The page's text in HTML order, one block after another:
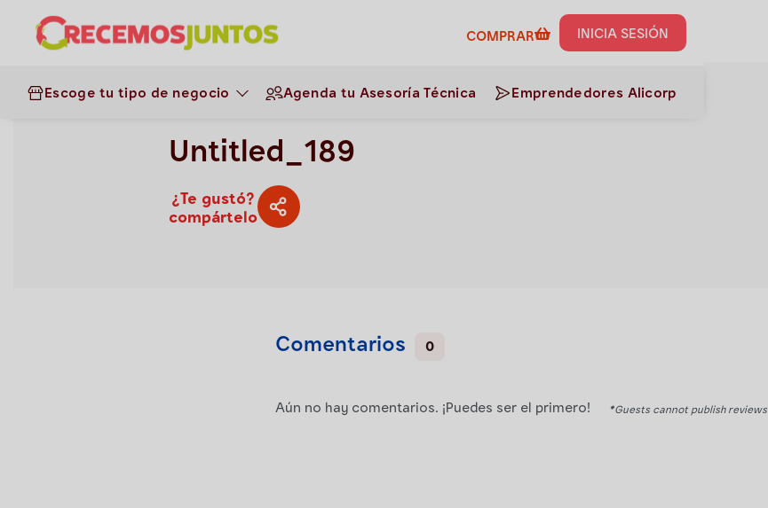
COMPRAR INICIA SESIÓN
Escoge tu tipo de negocio Agenda tu Asesoría Técnica Emprendedores Alicorp
Gestión de negocios
38 0.0
Untitled_189
¿Te gustó?
compártelo
Comentarios 0
Aún no hay comentarios. ¡Puedes ser el primero! *Guests cannot publish reviews